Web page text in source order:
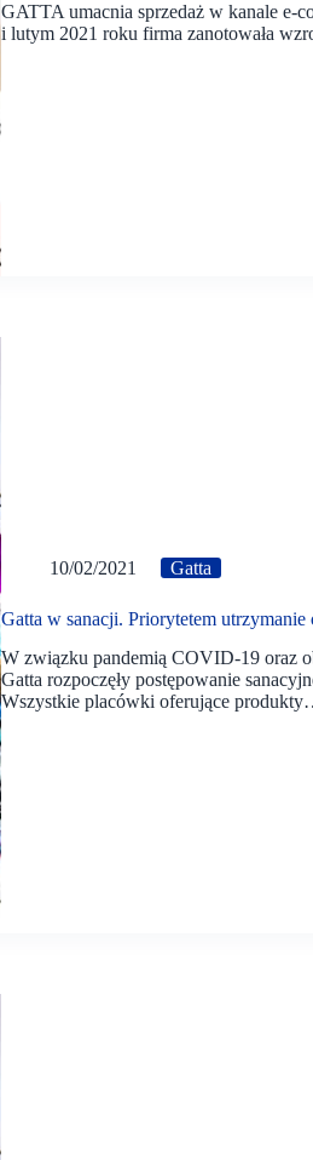
GATTA umacnia sprzedaż w kanale e-
i lutym 2021 roku firma zanotowała
10/02/2021 Gatta
Gatta w sanacji. Priorytetem utrzymanie
W związku pandemią COVID-19 oraz
Gatta rozpoczęły postępowanie
Wszystkie placówki oferujące